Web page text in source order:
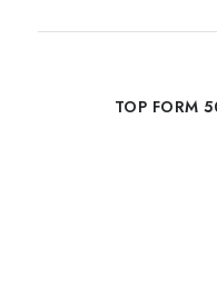
TOP FORM